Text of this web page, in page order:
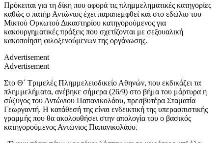
Πρόκειται για τη δίκη που αφορά τις πλημμεληματικές κατηγορίες
καθώς ο πατήρ Αντώνιος έχει παραπεμφθεί και στο εδώλιο του
Μικτού Ορκωτού Δικαστηρίου κατηγορούμενος για
κακουργηματικές πράξεις που σχετίζονται με σεξουαλική
κακοποίηση φιλοξενούμενων της οργάνωσης.
Advertisement
Advertisement
Στο Θ´ Τριμελές Πλημμελειοδικείο Αθηνών, που εκδικάζει τα
πλημμελήματα, ανέβηκε σήμερα (26/9) στο βήμα του μάρτυρα η
σύζυγος του Αντώνιου Παπανικολάου, πρεσβυτέρα Σταματία
Γεωργαντή. Η κατάθεσή της είναι ενδεικτική της υπερασπιστικής
γραμμής που θα ακολουθήσει στην απολογία του ο βασικός
κατηγορούμενος Αντώνιος Παπανικολάου.